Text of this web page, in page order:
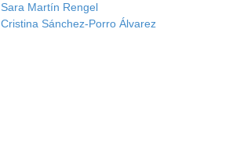
Sara Martín Rengel
Cristina Sánchez-Porro Álvarez